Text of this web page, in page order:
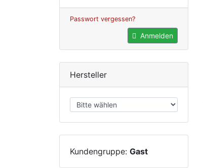
Passwort vergessen?
Anmelden
Hersteller
Kundengruppe: Gast